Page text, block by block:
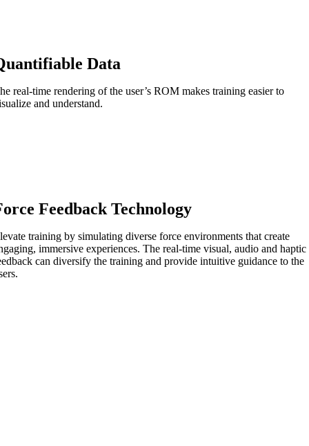
Data
real-time rendering of the user’s ROM makes training easier to
and understand.
Feedback Technology
training by simulating diverse force environments that create
immersive experiences. The real-time visual, audio and haptic
can diversify the training and provide intuitive guidance to the